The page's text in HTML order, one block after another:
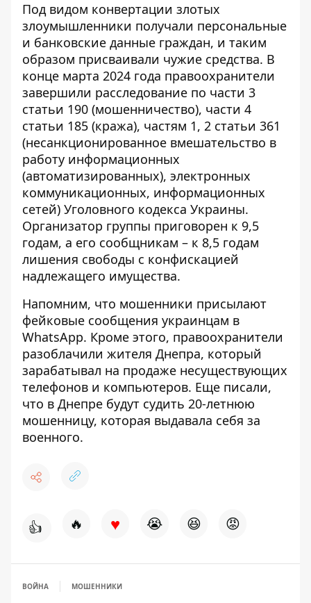
Под видом конвертации злотых
злоумышленники получали персональные
и банковские данные граждан, и таким
образом присваивали чужие средства. В
конце марта 2024 года правоохранители
завершили расследование по части 3
статьи 190 (мошенничество), части 4
статьи 185 (кража), частям 1, 2 статьи 361
(несанкционированное вмешательство в
работу информационных
(автоматизированных), электронных
коммуникационных, информационных
сетей) Уголовного кодекса Украины.
Организатор группы приговорен к 9,5
годам, а его сообщникам – к 8,5 годам
лишения свободы с конфискацией
надлежащего имущества.
Напомним, что мошенники присылают
фейковые сообщения украинцам в
WhatsApp. Кроме этого, правоохранители
разоблачили жителя Днепра, который
зарабатывал на продаже несуществующих
телефонов и компьютеров. Еще писали,
что в Днепре будут судить 20-летнюю
мошенницу, которая выдавала себя за
военного.
👍 🔥 ♥ 😭 😆 😡
ВОЙНА МОШЕННИКИ